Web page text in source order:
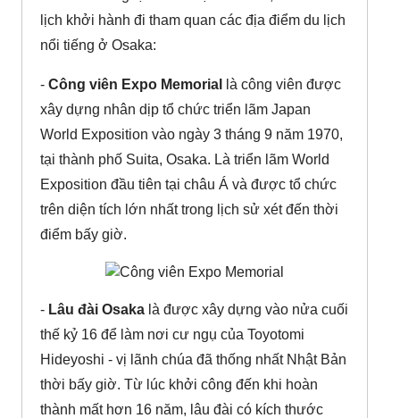
lịch khởi hành đi tham quan các địa điểm du lịch
nổi tiếng ở Osaka:
- Công viên Expo Memorial
là công viên được
xây dựng nhân dịp tổ chức triển lãm Japan
World Exposition vào ngày 3 tháng 9 năm 1970,
tại thành phố Suita, Osaka. Là triển lãm World
Exposition đầu tiên tại châu Á và được tổ chức
trên diện tích lớn nhất trong lịch sử xét đến thời
điểm bấy giờ.
- Lâu đài Osaka là được xây dựng vào nửa cuối
thế kỷ 16 để làm nơi cư ngụ của Toyotomi
Hideyoshi - vị lãnh chúa đã thống nhất Nhật Bản
thời bấy giờ. Từ lúc khởi công đến khi hoàn
thành mất hơn 16 năm, lâu đài có kích thước